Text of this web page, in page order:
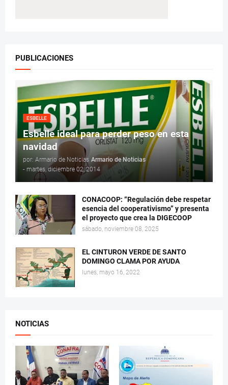
PUBLICACIONES
ESBELLE
Esbelle ideal para perder peso en esta
navidad
por: Armario de Noticias Armario de Noticias
- martes, diciembre 02, 2014
CONACOOP: “Regulación debe respetar
esencia del cooperativismo” y presenta
el proyecto que crea la DIGECOOP
sábado, noviembre 08, 2025
EL CINTURON VERDE DE SANTO
DOMINGO CLAMA POR AYUDA
lunes, mayo 16, 2022
NOTICIAS